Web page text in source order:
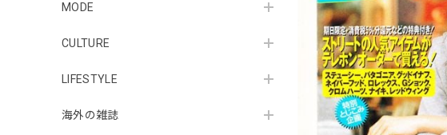
MODE
CULTURE
LIFESTYLE
海外の雑誌